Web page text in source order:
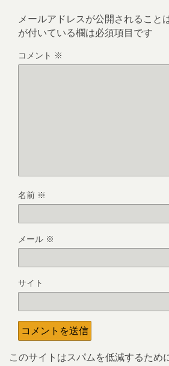
メールアドレスが公開されること
が付いている欄は必須項目です
コメント ※
名前 ※
メール ※
サイト
このサイトはスパムを低減するため